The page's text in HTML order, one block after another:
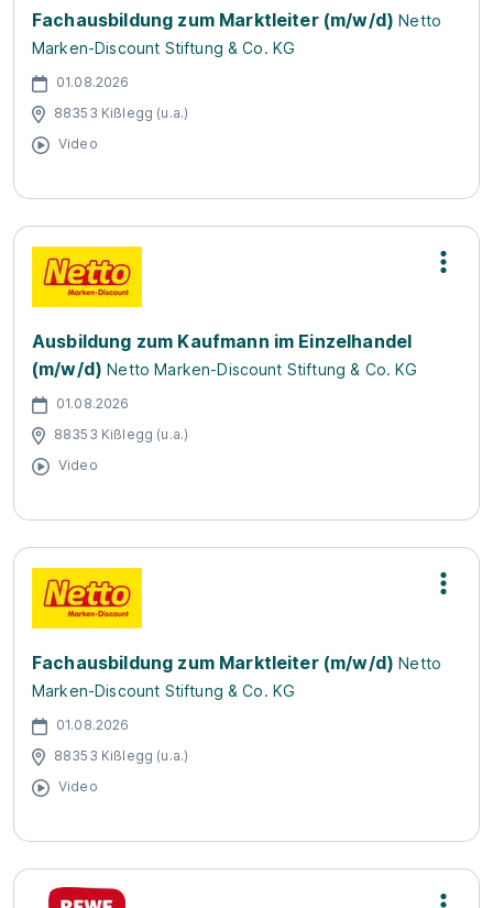
Fachausbildung zum Marktleiter (m/w/d) Netto
Marken-Discount Stiftung & Co. KG
01.08.2026
88353 Kißlegg (u.a.)
Video
Ausbildung zum Kaufmann im Einzelhandel
(m/w/d) Netto Marken-Discount Stiftung & Co. KG
01.08.2026
88353 Kißlegg (u.a.)
Video
Fachausbildung zum Marktleiter (m/w/d) Netto
Marken-Discount Stiftung & Co. KG
01.08.2026
88353 Kißlegg (u.a.)
Video